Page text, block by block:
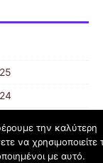
την καλύτερη
να χρησιμοποιείτε
με αυτό.